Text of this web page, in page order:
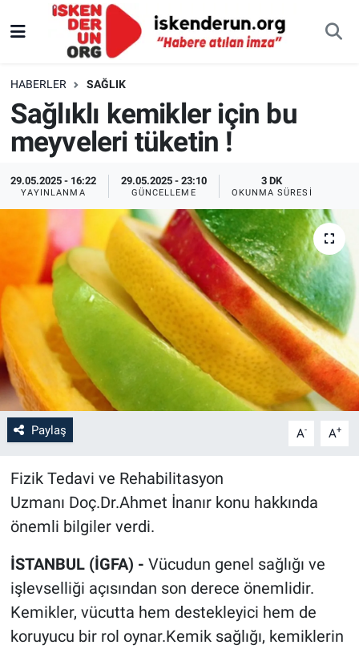
HABERLER SAĞLIK
Sağlıklı kemikler için bu
meyveleri tüketin !
29.05.2025 - 16:22
YAYINLANMA
29.05.2025 - 23:10
GÜNCELLEME
3 DK
OKUNMA SÜRESI
Paylaş A- A+
Fizik Tedavi ve Rehabilitasyon
Uzmanı Doç.Dr.Ahmet İnanır konu hakkında
önemli bilgiler verdi.
İSTANBUL (İGFA) - Vücudun genel sağlığı ve
işlevselliği açısından son derece önemlidir.
Kemikler, vücutta hem destekleyici hem de
koruyucu bir rol oynar.Kemik sağlığı, kemiklerin